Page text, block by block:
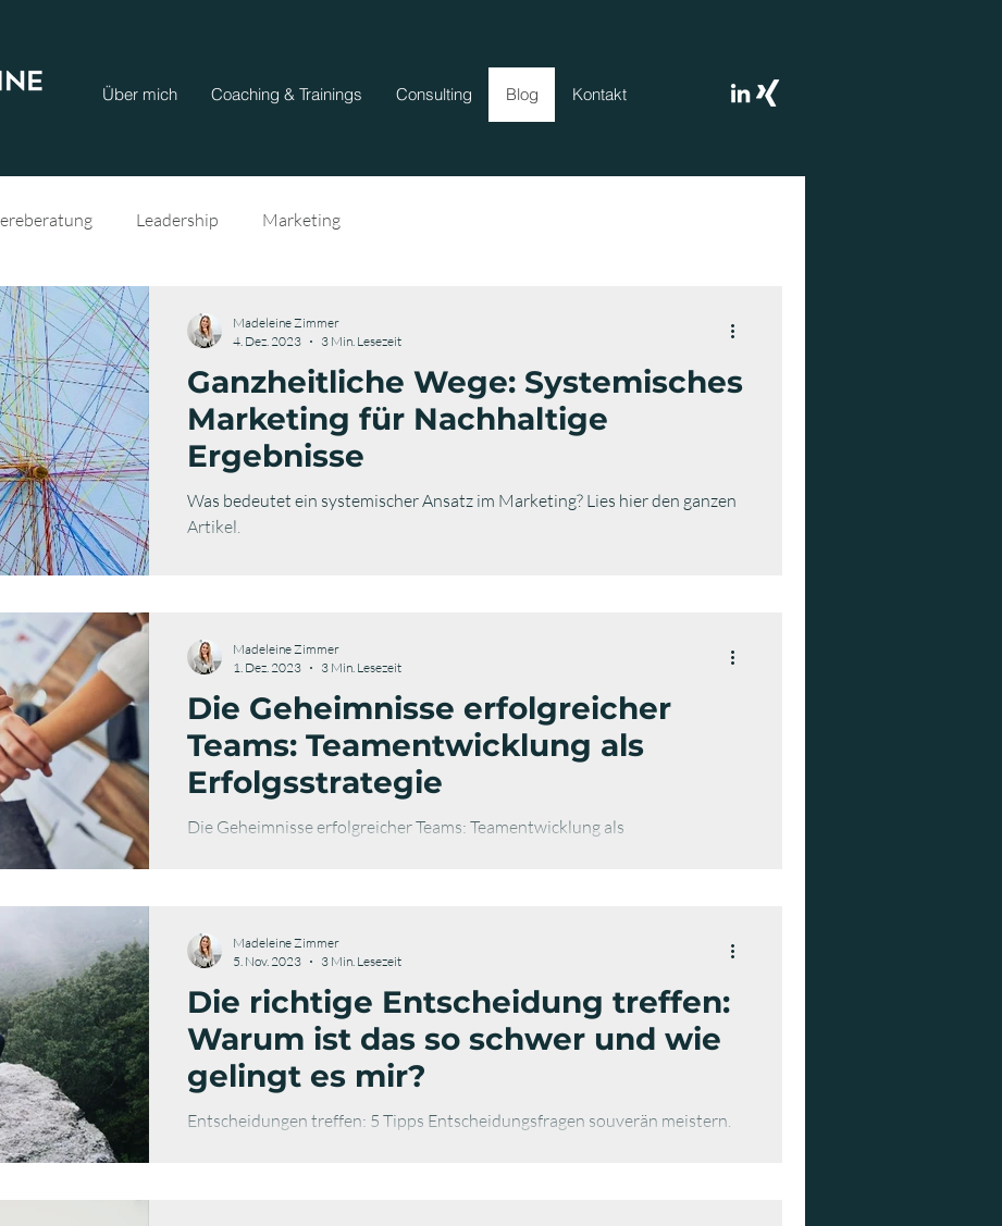
Über mich Coaching & Trainings Consulting Blog Kontakt
Leadership Marketing
Ganzheitliche Wege: Systemisches
Marketing für Nachhaltige
Ergebnisse
Was bedeutet ein systemischer Ansatz im Marketing? Lies hier den ganzen
Artikel.
Madeleine Zimmer
4. Dez. 2023
3 Min. Lesezeit
Die Geheimnisse erfolgreicher
Teams: Teamentwicklung als
Erfolgsstrategie
Die Geheimnisse erfolgreicher Teams: Teamentwicklung als
Madeleine Zimmer
1. Dez. 2023
3 Min. Lesezeit
Die richtige Entscheidung treffen:
Warum ist das so schwer und wie
gelingt es mir?
Entscheidungen treffen: 5 Tipps Entscheidungsfragen souverän meistern.
Madeleine Zimmer
5. Nov. 2023
3 Min. Lesezeit